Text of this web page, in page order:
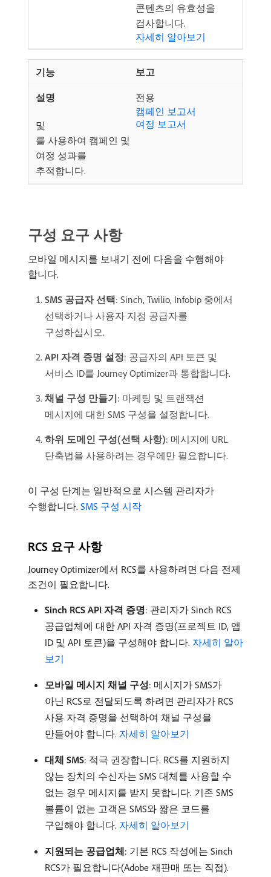
콘텐츠의 유효성을
검사합니다.
자세히 알아보기
보고
전용
캠페인 보고서
및
여정 보고서
를 사용하여 캠페인 및
여정 성과를
추적합니다.
구성 요구 사항
모바일 메시지를 보내기 전에 다음을 수행해야
합니다.
SMS 공급자 선택: Sinch, Twilio, Infobip 중에서
선택하거나 사용자 지정 공급자를
구성하십시오.
API 자격 증명 설정: 공급자의 API 토큰 및
서비스 ID를 Journey Optimizer과 통합합니다.
채널 구성 만들기: 마케팅 및 트랜잭션
메시지에 대한 SMS 구성을 설정합니다.
하위 도메인 구성(선택 사항): 메시지에 URL
단축법을 사용하려는 경우에만 필요합니다.
이 구성 단계는 일반적으로 시스템 관리자가
수행합니다. SMS 구성 시작
RCS 요구 사항
Journey Optimizer에서 RCS를 사용하려면 다음 전제
조건이 필요합니다.
Sinch RCS API 자격 증명: 관리자가 Sinch RCS
공급업체에 대한 API 자격 증명(프로젝트 ID, 앱
ID 및 API 토큰)을 구성해야 합니다. 자세히 알아
보기
모바일 메시지 채널 구성: 메시지가 SMS가
아닌 RCS로 전달되도록 하려면 관리자가 RCS
사용 자격 증명을 선택하여 채널 구성을
만들어야 합니다. 자세히 알아보기
대체 SMS: 적극 권장합니다. RCS를 지원하지
않는 장치의 수신자는 SMS 대체를 사용할 수
없는 경우 메시지를 받지 못합니다. 기존 SMS
볼륨이 없는 고객은 SMS와 짧은 코드를
구입해야 합니다. 자세히 알아보기
지원되는 공급업체: 기본 RCS 작성에는 Sinch
RCS가 필요합니다(Adobe 재판매 또는 직접).